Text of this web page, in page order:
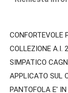
CONFORTEVOLE
COLLEZIONE A.I.
SIMPATICO
APPLICATO SUL
PANTOFOLA E'